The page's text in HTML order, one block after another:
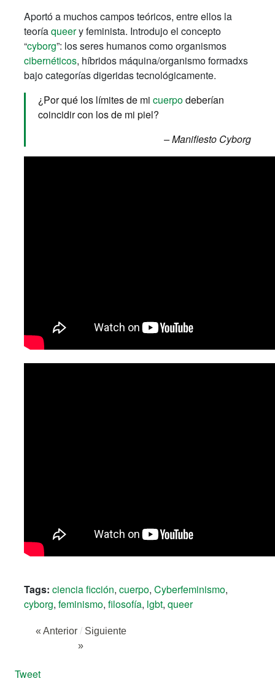
Aportó a muchos campos teóricos, entre ellos la
teoríaqueery feminista. Introdujo el concepto
“cyborg”: los seres humanos como organismos
cibernéticos, híbridos máquina/organismo formadxs
bajo categorías digeridas tecnológicamente.
¿Por qué los límites de mi cuerpodeberían
coincidir con los de mi piel?
– Manifiesto Cyborg
Tags: ciencia ficción, cuerpo, Cyberfeminismo,
cyborg, feminismo, filosofía, lgbt, queer
« Anterior / Siguiente
»
Tweet